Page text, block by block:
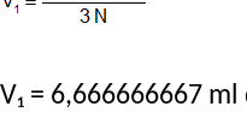
V₁ = 6,666666667